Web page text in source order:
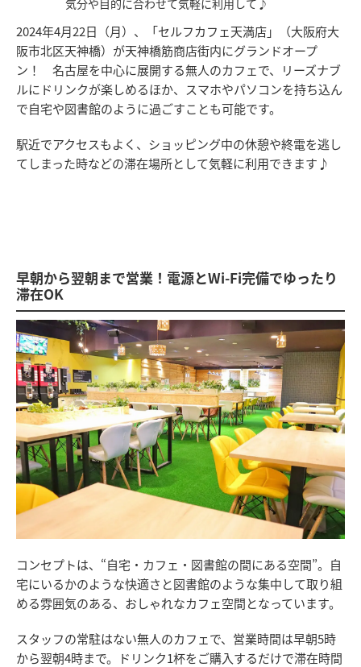
2024年4月22日（月）、「セルフカフェ天満店」（大阪府大
阪市北区天神橋）が天神橋筋商店街内にグランドオープ
ン！ 名古屋を中心に展開する無人のカフェで、リーズナブ
ルにドリンクが楽しめるほか、スマホやパソコンを持ち込ん
で自宅や図書館のように過ごすことも可能です。
駅近でアクセスもよく、ショッピング中の休憩や終電を逃し
てしまった時などの滞在場所として気軽に利用できます♪
早朝から翌朝まで営業！電源とWi-Fi完備でゆったり
滞在OK
コンセプトは、“自宅・カフェ・図書館の間にある空間”。自
宅にいるかのような快適さと図書館のような集中して取り組
める雰囲気のある、おしゃれなカフェ空間となっています。
スタッフの常駐はない無人のカフェで、営業時間は早朝5時
から翌朝4時まで。ドリンク1杯をご購入するだけで滞在時間